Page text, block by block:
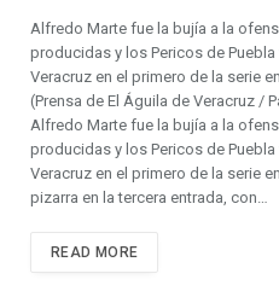
Alfredo Marte fue la bujía a la
producidas y los Pericos de
Veracruz en el primero de la serie
(Prensa de El Águila de Veracruz /
Alfredo Marte fue la bujía a la
producidas y los Pericos de
Veracruz en el primero de la serie
pizarra en la tercera entrada, con…
READ MORE